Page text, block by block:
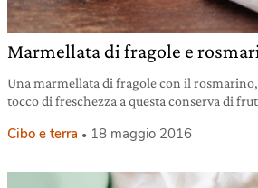
Marmellata di fragole e
Una marmellata di fragole con il
tocco di freschezza a questa conserva di
Cibo e terra 18 maggio 2016